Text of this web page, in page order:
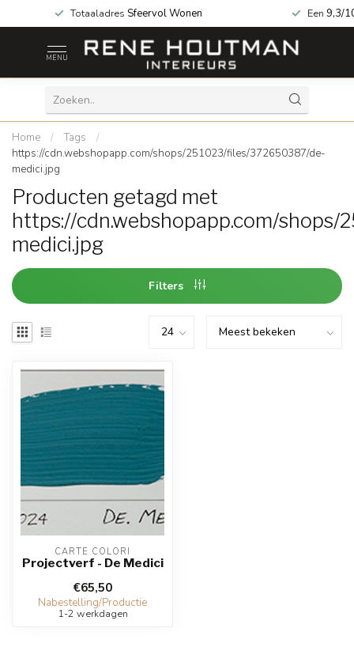
Totaaladres Sfeervol Wonen Een 9,3/
MENU
Home / Tags
/
https://cdn.webshopapp.com/shops/251023/files/372650387/de-
medici.jpg
Producten getagd met
https://cdn.webshopapp.com/
medici.jpg
Filters
CARTE COLORI
Projectverf - De Medici
€65,50
Nabestelling/Productie
1-2 werkdagen